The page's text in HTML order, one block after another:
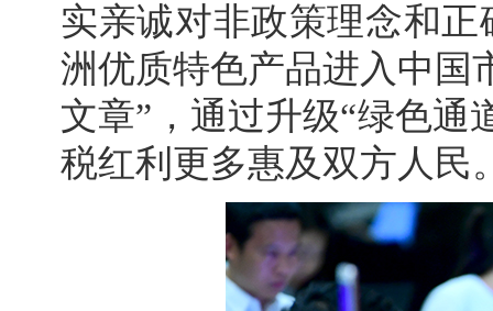
实亲诚对非政策理念和
洲优质特色产品进入中国
文章”，通过升级“绿色通
税红利更多惠及双方人民